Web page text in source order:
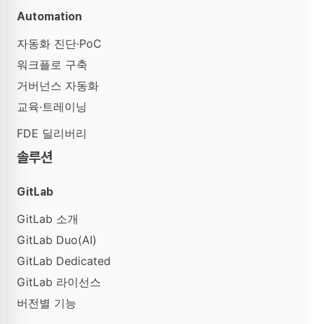
Automation
자동화 진단·PoC
워크플로 구축
거버넌스 자동화
교육·트레이닝
FDE 딜리버리
솔루션
GitLab
GitLab 소개
GitLab Duo(AI)
GitLab Dedicated
GitLab 라이선스
버전별 기능